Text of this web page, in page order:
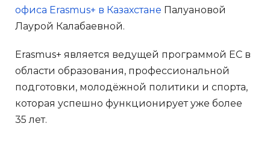
офиса Erasmus+ в Казахстане Палуановой
Лаурой Калабаевной.
Erasmus+ является ведущей программой ЕС в
области образования, профессиональной
подготовки, молодёжной политики и спорта,
которая успешно функционирует уже более
35 лет.